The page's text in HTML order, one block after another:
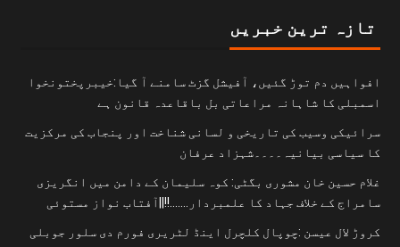
تازہ ترین خبریں
افواہیں دم توڑ گئیں، آفیشل گزٹ سامنے آ گیا:خیبرپختونخوا
اسمبلی کا شاہانہ مراعاتی بل باقاعدہ قانون ہے
سرائیکی وسیب کی تاریخی و لسانی شناخت اور پنجاب کی مرکزیت
کا سیاسی بیانیہ۔۔۔۔شہزاد عرفان
غلام حسین خان مشوری بگٹی: کوہ سلیمان کے دامن میں انگریزی
سامراج کے خلاف جہاد کا علمبردار…….!!||آفتاب نواز مستوئی
کروڑ لال عیسن :چوپال کلچرل اینڈ لٹریری فورم دی سلور جوبلی